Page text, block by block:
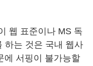
웹 표준이나 MS 독
하는 것은 국내 웹사
에 서핑이 불가능할